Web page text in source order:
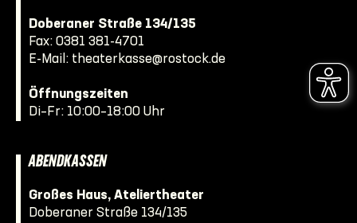
Doberaner Straße 134/135
Fax: 0381 381-4701
E-Mail: theaterkasse@rostock.de
Öffnungszeiten
Di–Fr: 10:00–18:00 Uhr
ABENDKASSEN
Großes Haus, Ateliertheater
Doberaner Straße 134/135